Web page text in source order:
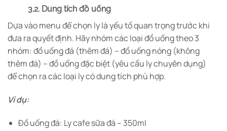
3.2. Dung tích đồ uống
Dựa vào menu để chọn ly là yếu tố quan trọng trước khi
đưa ra quyết định. Hãy nhóm các loại đồ uống theo 3
nhóm: đồ uống đá (thêm đá) – đồ uống nóng (không
thêm đá) – đồ uống đặc biệt (yêu cầu ly chuyên dụng)
để chọn ra các loại ly có dung tích phù hợp.
Ví dụ:
Đồ uống đá: Ly cafe sữa đá – 350ml